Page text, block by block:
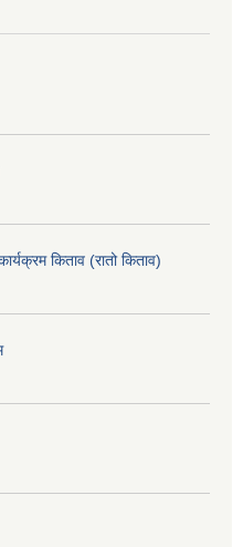
किताव (रातो किताव)